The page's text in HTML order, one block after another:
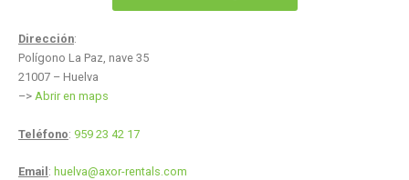
Dirección:
Polígono La Paz, nave 35
21007 – Huelva
–> Abrir en maps
Teléfono: 959 23 42 17
Email : huelva@axor-rentals.com